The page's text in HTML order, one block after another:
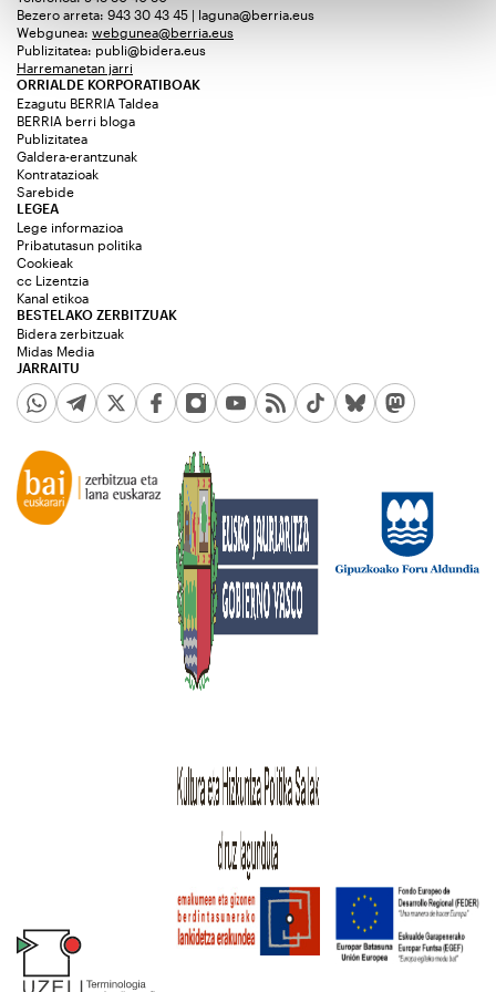
Bezero arreta: 943 30 43 45 | laguna@berria.eus
Webgunea: webgunea@berria.eus
Publizitatea: publi@bidera.eus
Harremanetan jarri
ORRIALDE KORPORATIBOAK
Ezagutu BERRIA Taldea
BERRIA berri bloga
Publizitatea
Galdera-erantzunak
Kontratazioak
Sarebide
JARRAITU
LEGEA
Lege informazioa
Pribatutasun politika
Cookieak
cc Lizentzia
Kanal etikoa
BESTELAKO ZERBITZUAK
Bidera zerbitzuak
Midas Media